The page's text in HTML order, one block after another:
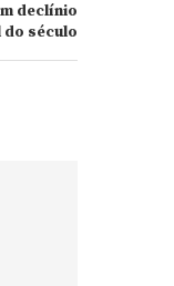
declínio
século